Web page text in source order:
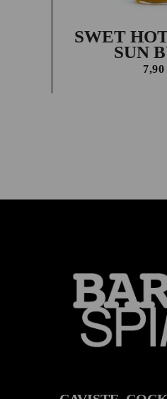
SWET
SUN